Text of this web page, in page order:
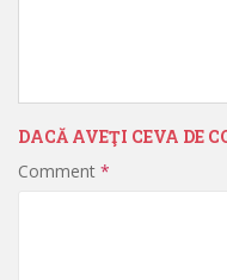
DACĂ AVEŢI CEVA DE
Comment *